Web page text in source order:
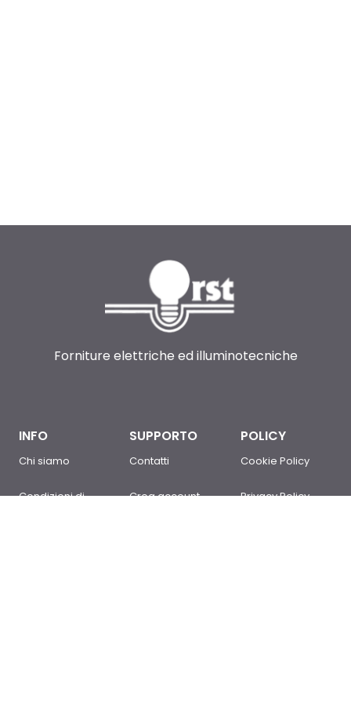
Forniture elettriche ed illuminotecniche
INFO
Chi siamo
Condizioni di
SUPPORTO
Contatti
Crea account
POLICY
Cookie Policy
Privacy Policy